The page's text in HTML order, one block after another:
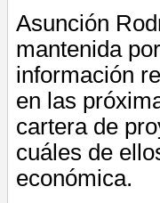
Asunción
mantenida
información
en las
cartera de
cuáles de
económica.